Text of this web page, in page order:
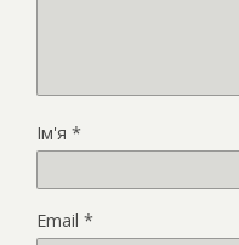
Ім'я *
Email *